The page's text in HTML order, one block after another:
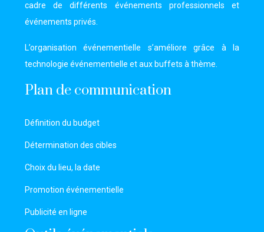
cadre de différents événements professionnels et
événements privés.
L’organisation événementielle s’améliore grâce à la
technologie événementielle et aux buffets à thème.
Plan de communication
Définition du budget
Détermination des cibles
Choix du lieu, la date
Promotion événementielle
Publicité en ligne